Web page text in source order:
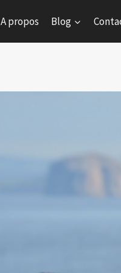
A propos Blog